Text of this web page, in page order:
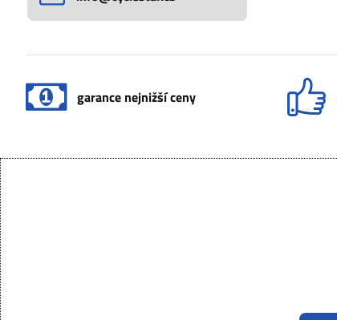
garance nejnižší ceny